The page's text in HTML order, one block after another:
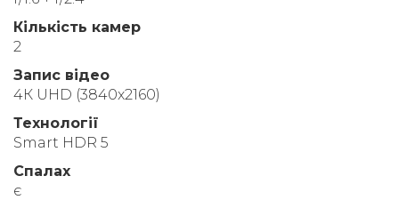
Кількість камер
2
Запис відео
4К UHD (3840x2160)
Технології
Smart HDR 5
Спалах
є